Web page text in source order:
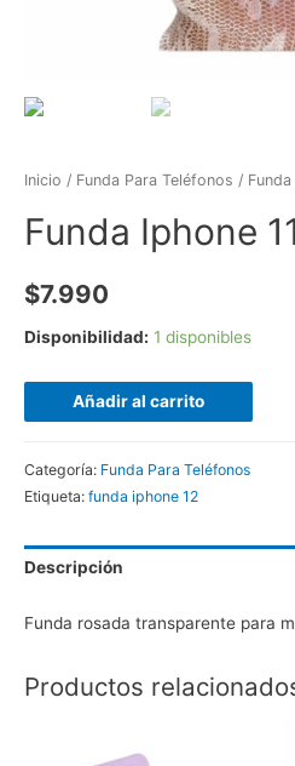
Inicio / Funda Para Teléfonos /
Funda Iphone
$7.990
Disponibilidad: 1 disponibles
Añadir al carrito
Categoría: Funda Para Teléfonos
Etiqueta: funda iphone 12
Descripción
Funda rosada transparente para
Productos